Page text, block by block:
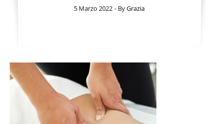
5 Marzo 2022 - ByGrazia